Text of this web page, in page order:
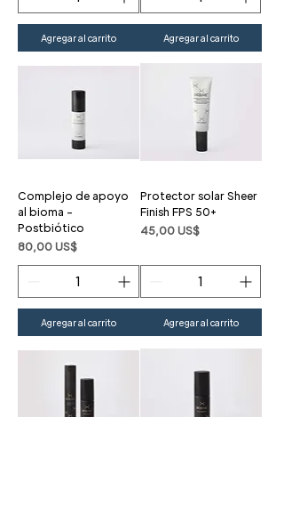
Agregar al carrito Agregar al carrito
Complejo de apoyo
al bioma –
Postbiótico
Precio
80,00 US$
Agregar al carrito
Protector solar Sheer
Finish FPS 50+
Precio
45,00 US$
Agregar al carrito